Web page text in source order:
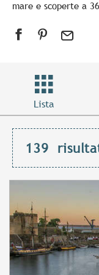
mare e scoperte a
Lista
139